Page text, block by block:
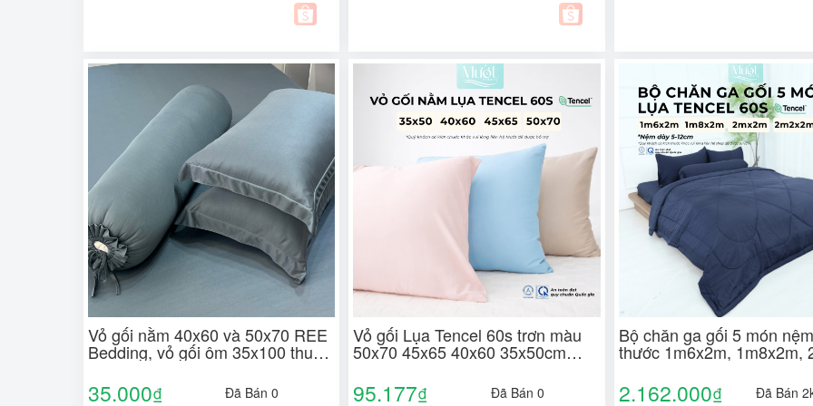
Vỏ gối nằm 40x60 và 50x70 REE
Bedding, vỏ gối ôm 35x100 thun
lạnh hàn quốc co dãn mềm mịn
ngủ ngon
35.000₫ Đã Bán 0
Vỏ gối Lụa Tencel 60s trơn màu
50x70 45x65 40x60 35x50cm
Tencel đầy đủ size
95.177₫ Đã Bán 0
Bộ chăn ga gối 5 món
thước 1m6x2m, 1m8x2m,
2m2x2m (Dày 5-12cm) Lụa
Tencel 60s Mướt Bedding
2.162.000₫ Đã Bán